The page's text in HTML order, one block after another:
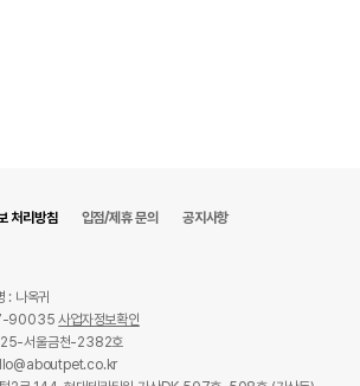
처리방침 입점/제휴 문의 공지사항
: 나옥귀
90035사업자정보확인
서울금천-2382호